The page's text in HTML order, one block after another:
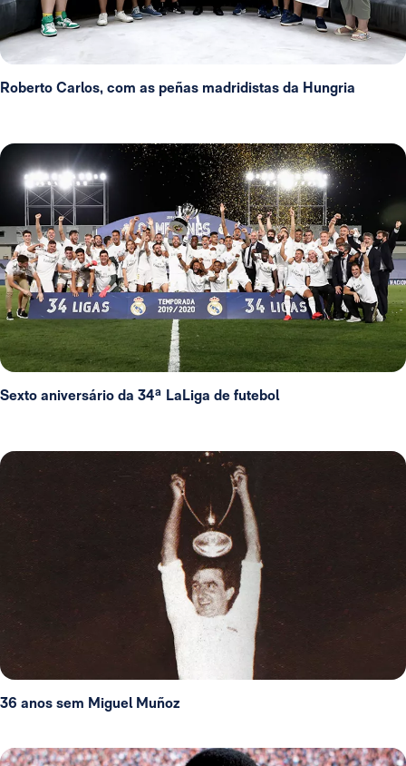
Roberto Carlos, com as peñas madridistas da Hungria
Sexto aniversário da 34ª LaLiga de futebol
36 anos sem Miguel Muñoz